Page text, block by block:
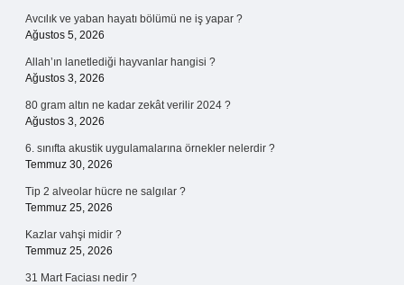
Avcılık ve yaban hayatı bölümü ne iş yapar ?
Ağustos 5, 2026
Allah’ın lanetlediği hayvanlar hangisi ?
Ağustos 3, 2026
80 gram altın ne kadar zekât verilir 2024 ?
Ağustos 3, 2026
6. sınıfta akustik uygulamalarına örnekler nelerdir ?
Temmuz 30, 2026
Tip 2 alveolar hücre ne salgılar ?
Temmuz 25, 2026
Kazlar vahşi midir ?
Temmuz 25, 2026
31 Mart Faciası nedir ?